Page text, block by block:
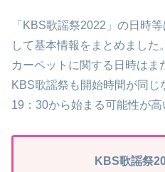
「KBS歌謡祭2022」の日時
して基本情報をまとめまし
カーペットに関する日時は
KBS歌謡祭も開始時間が同じ
19：30から始まる可能性が高
KBS歌謡祭